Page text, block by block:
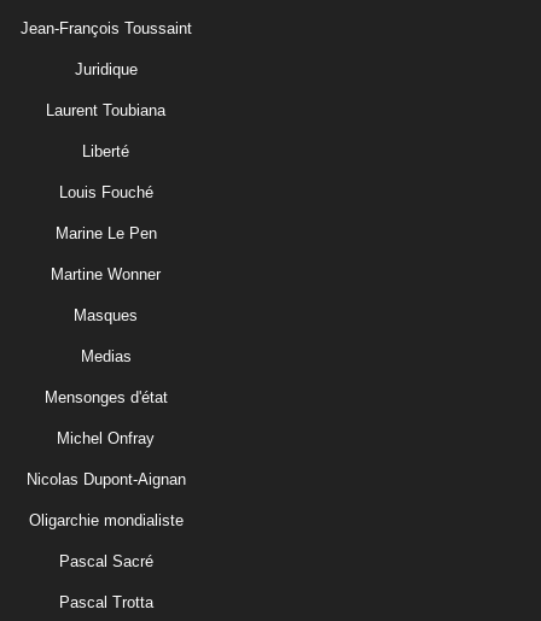
Jean-François Toussaint
Juridique
Laurent Toubiana
Liberté
Louis Fouché
Marine Le Pen
Martine Wonner
Masques
Medias
Mensonges d'état
Michel Onfray
Nicolas Dupont-Aignan
Oligarchie mondialiste
Pascal Sacré
Pascal Trotta